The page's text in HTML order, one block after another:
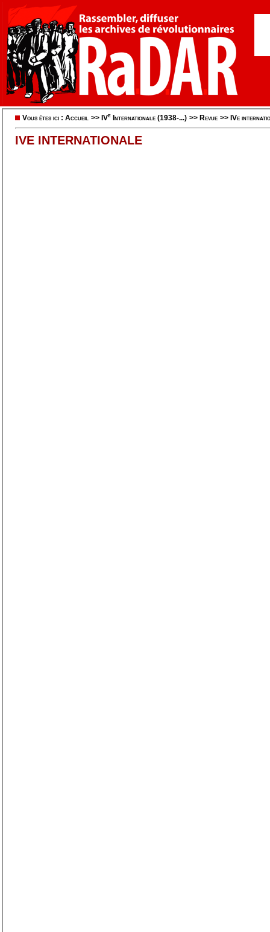
Vous êtes ici : Accueil >> IVe Internationale (1938-...) >> Revue >> IVe
IVE INTERNATIONALE